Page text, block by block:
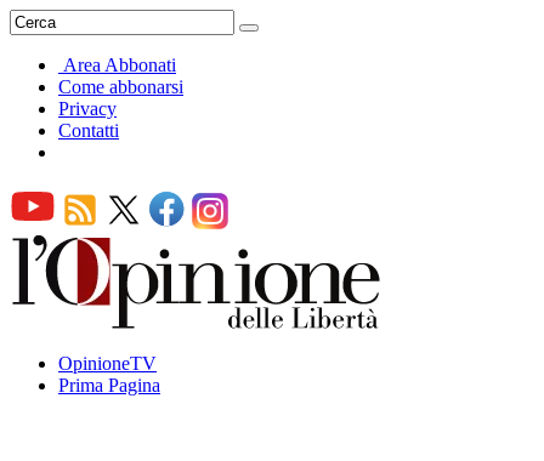
Area Abbonati
Come abbonarsi
Privacy
Contatti
OpinioneTV
Prima Pagina